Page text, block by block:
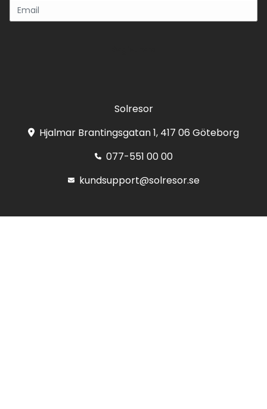
Solresor
Hjalmar Brantingsgatan 1, 417 06 Göteborg
077-551 00 00
kundsupport@solresor.se